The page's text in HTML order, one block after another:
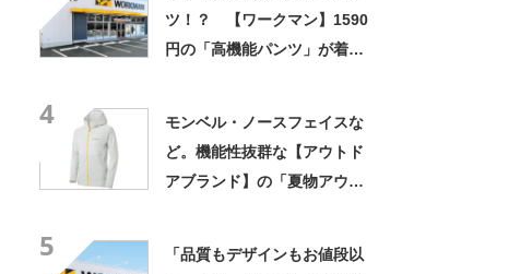
ツ！？ 【ワークマン】1590
円の「高機能パンツ」が着回
4
モンベル・ノースフェイスな
ど。機能性抜群な【アウトド
アブランド】の「夏物アウタ
5
「品質もデザインもお値段以